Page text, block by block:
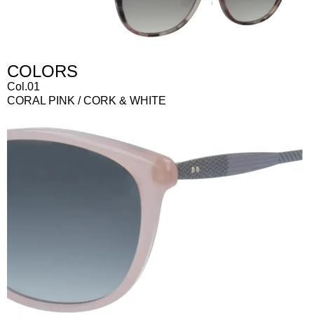
COLORS
Col.01
CORAL PINK / CORK & WHITE